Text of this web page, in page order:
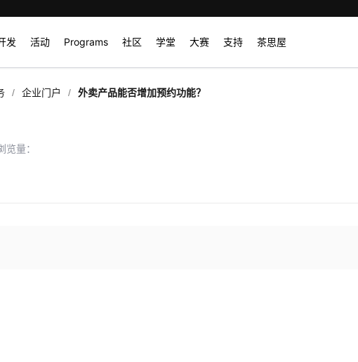
发 活动 Programs 社区 学堂 大赛 支持 茶思屋
/ 企业门户 / 外卖产品能否增加预约功能？
览量：